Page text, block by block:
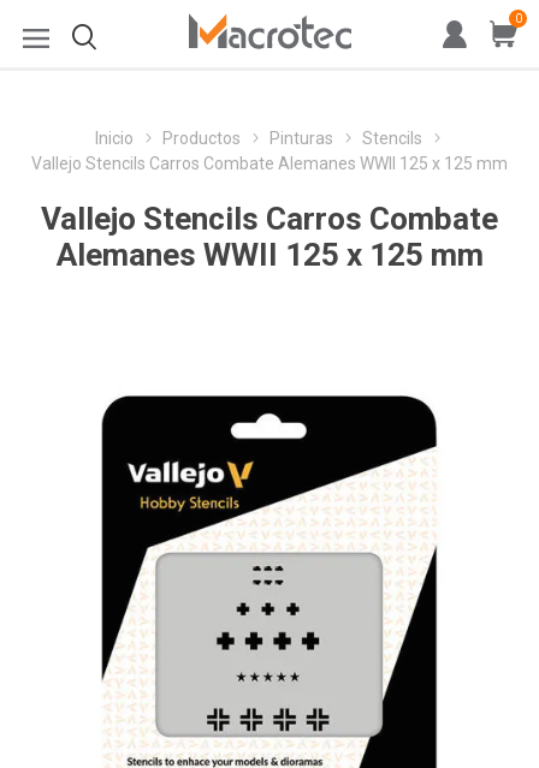
0
Inicio Productos Pinturas
Stencils
Vallejo Stencils Carros Combate Alemanes WWII 125 x 125 mm
Vallejo Stencils Carros Combate
Alemanes WWII 125 x 125 mm